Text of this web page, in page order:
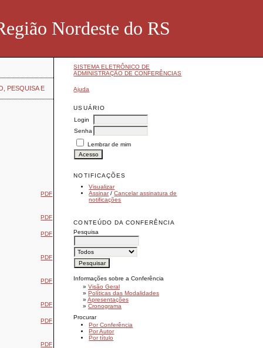
Nordeste do RS
SISTEMA ELETRÔNICO DE
ADMINISTRAÇÃO DE CONFERÊNCIAS
Ajuda
USUÁRIO
Login
Senha
Lembrar de mim
NOTIFICAÇÕES
Visualizar
Assinar/Cancelar assinatura de
notificações
CONTEÚDO DA CONFERÊNCIA
Pesquisa
Informações sobre a Conferência
»Visão Geral
»Políticas das Modalidades
»Apresentações
»Cronograma
Procurar
Por Conferência
Por Autor
Por título
PESQUISA E
PDF
PDF
PDF
PDF
PDF
PDF
PDF
PDF